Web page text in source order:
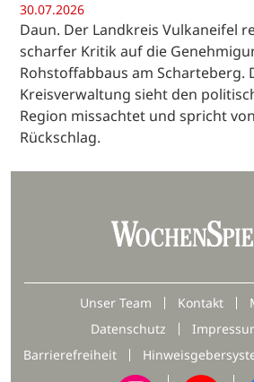
30.07.2026
Daun. Der Landkreis Vulkaneifel
scharfer Kritik auf die
Rohstoffabbaus am Scharteberg.
Kreisverwaltung sieht den
Region missachtet und spricht
Rückschlag.
Unser Team Kontakt
Datenschutz
Barrierefreiheit